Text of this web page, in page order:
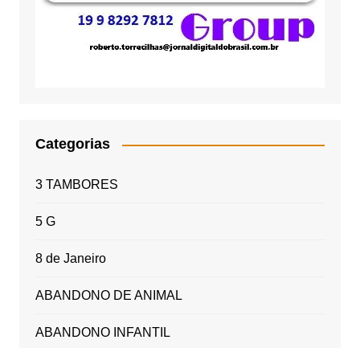
Categorias
3 TAMBORES
5 G
8 de Janeiro
ABANDONO DE ANIMAL
ABANDONO INFANTIL